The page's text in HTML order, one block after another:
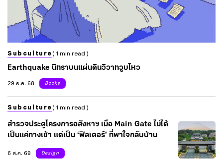
Subculture ( 1 min read )
Earthquake นิทราบนแผ่นดินวิวาทวูบไหว
29 ธ.ค. 68
Books
Subculture ( 1 min read )
สำรวจประตูโครงการอสังหาฯ เมื่อ Main Gate ไม่ได้
เป็นแค่ทางเข้า แต่เป็น ‘ฟิลเตอร์’ ที่พาใจกลับบ้าน
6 ส.ค. 69
Design